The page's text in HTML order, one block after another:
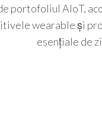
portofoliul AIoT,
wearable și
esențiale de